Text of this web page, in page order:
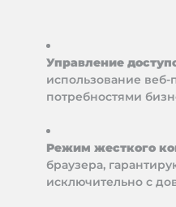
Управление
использование
потребностями
Режим жесткого
браузера,
исключительно с